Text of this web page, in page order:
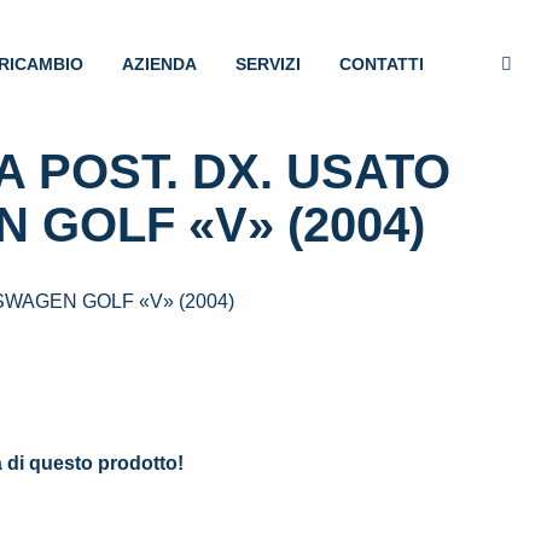
AZIENDA SERVIZI CONTATTI
POST. DX. USATO
GOLF «V» (2004)
GOLF «V» (2004)
di questo prodotto!